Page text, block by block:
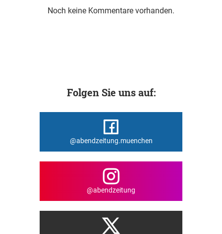
Noch keine Kommentare vorhanden.
Folgen Sie uns auf:
@abendzeitung.muenchen
@abendzeitung